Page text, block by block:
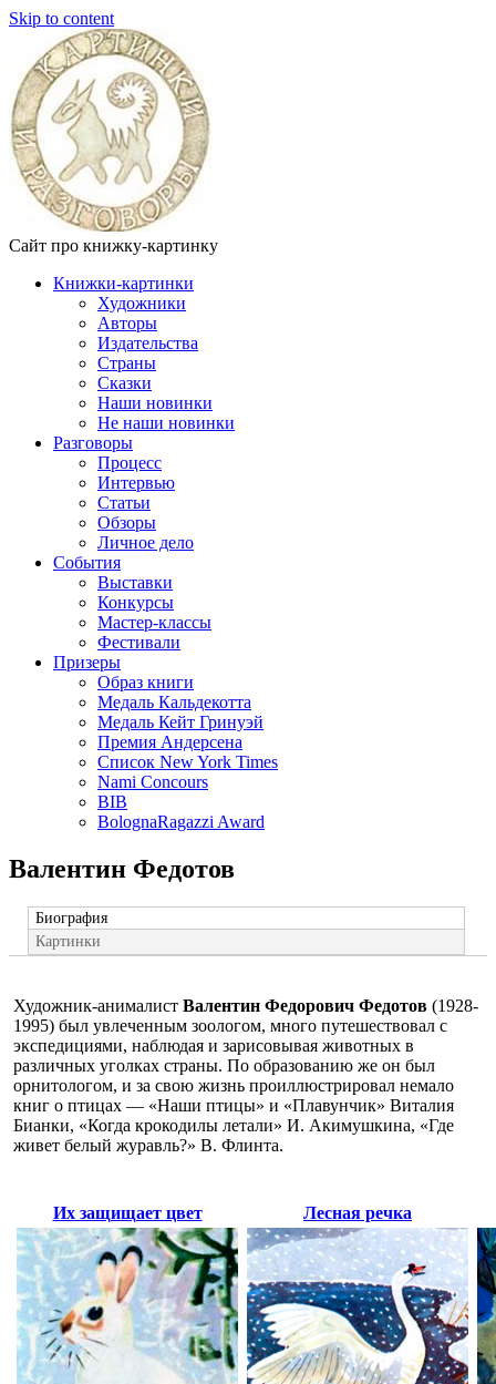
Skip to content
Сайт про книжку-картинку
Книжки-картинки
Художники
Авторы
Издательства
Страны
Сказки
Наши новинки
Не наши новинки
Разговоры
Процесс
Интервью
Статьи
Обзоры
Личное дело
События
Выставки
Конкурсы
Мастер-классы
Фестивали
Призеры
Образ книги
Медаль Кальдекотта
Медаль Кейт Гринуэй
Премия Андерсена
Список New York Times
Nami Concours
BIB
BolognaRagazzi Award
Валентин Федотов
Биография
Картинки
Художник-анималист Валентин Федорович Федотов (1928-
1995) был увлеченным зоологом, много путешествовал с
экспедициями, наблюдая и зарисовывая животных в
различных уголках страны. По образованию же он был
орнитологом, и за свою жизнь проиллюстрировал немало
книг о птицах — «Наши птицы» и «Плавунчик» Виталия
Бианки, «Когда крокодилы летали» И. Акимушкина, «Где
живет белый журавль?» В. Флинта.
Их защищает цвет Лесная речка